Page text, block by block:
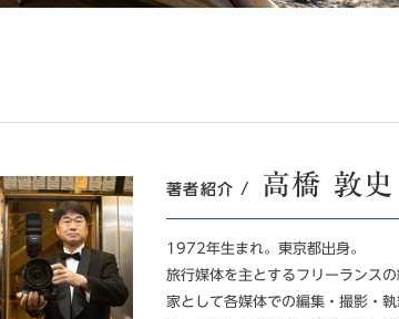
著者紹介 / 高橋 敦史
1972年生まれ。東京都出身。
旅行媒体を主とするフリーランス
家として各媒体での編集・撮影・